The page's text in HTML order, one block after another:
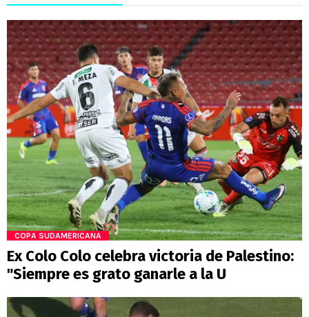
COPA SUDAMERICANA
Ex Colo Colo celebra victoria de Palestino:
"Siempre es grato ganarle a la U